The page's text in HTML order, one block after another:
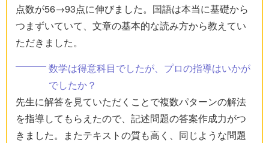
点数が56→93点に伸びました。国語は本当に基礎から
つまずいていて、文章の基本的な読み方から教えてい
ただきました。
数学は得意科目でしたが、プロの指導はいかが
でしたか？
先生に解答を見ていただくことで複数パターンの解法
を指導してもらえたので、記述問題の答案作成力がつ
きました。またテキストの質も高く、同じような問題